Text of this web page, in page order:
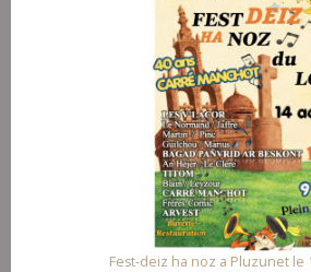
Fest-deiz ha noz a Pluzunet le